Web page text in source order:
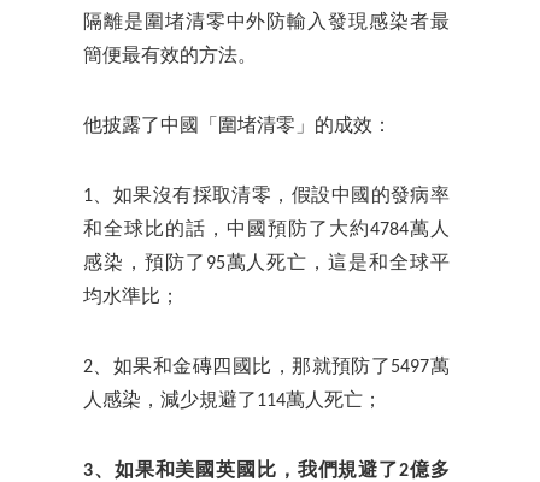
隔離是圍堵清零中外防輸入發現感染者最
簡便最有效的方法。
他披露了中國「圍堵清零」的成效：
1、如果沒有採取清零，假設中國的發病率
和全球比的話，中國預防了大約4784萬人
感染，預防了95萬人死亡，這是和全球平
均水準比；
2、如果和金磚四國比，那就預防了5497萬
人感染，減少規避了114萬人死亡；
3、如果和美國英國比，我們規避了2億多